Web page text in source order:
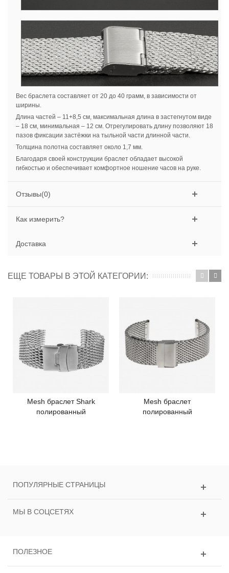
Вес браслета составляет от 20 до 40 грамм, в зависимости от
ширины.
Длина частей – 11+8,5 см, максимальная длина в застегнутом виде
– 18 см, минимальная – 12 см. Отрегулировать длину позволяют 18
пазов фиксации застёжки на тыльной части длинной части.
Толщина полотна составляет около 1,7 мм.
Благодаря своей конструкции браслет обладает высокой
гибкостью и обеспечивает комфортное ношение часов на руке.
Отзывы(0)
Как измерить?
Доставка
ЕЩЕ ТОВАРЫ В ЭТОЙ КАТЕГОРИИ:
Mesh браслет Shark
полированный
Mesh браслет
полированный
ПОПУЛЯРНЫЕ СТРАНИЦЫ
МЫ В СОЦСЕТЯХ
ПОЛЕЗНОЕ